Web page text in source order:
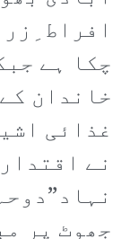
افراط
چکا ہے
خاندان
غذائی
نے
جھوٹ پر